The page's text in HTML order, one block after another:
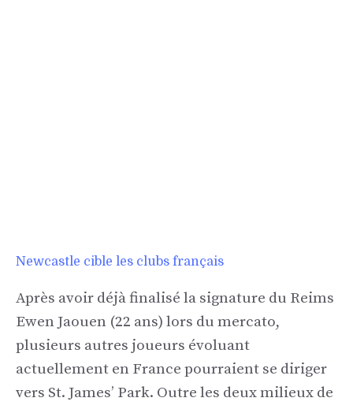
Newcastle cible les clubs français
Après avoir déjà finalisé la signature du Reims
Ewen Jaouen (22 ans) lors du mercato,
plusieurs autres joueurs évoluant
actuellement en France pourraient se diriger
vers St. James’ Park. Outre les deux milieux de